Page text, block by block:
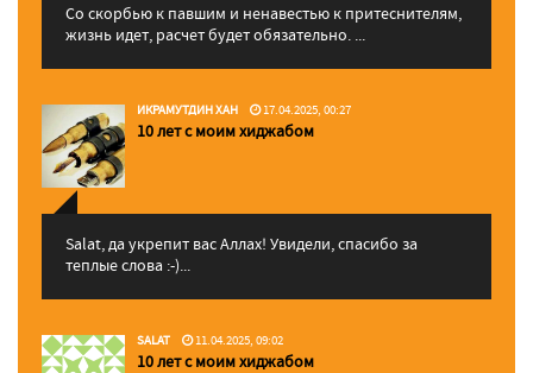
Со скорбью к павшим и ненавестью к притеснителям,
жизнь идет, расчет будет обязательно. ...
ИКРАМУТДИН ХАН 17.04.2025, 00:27
10 лет с моим хиджабом
Salat, да укрепит вас Аллаx! Увидели, спасибо за
теплые слова :-)...
SALAT 11.04.2025, 09:02
10 лет с моим хиджабом